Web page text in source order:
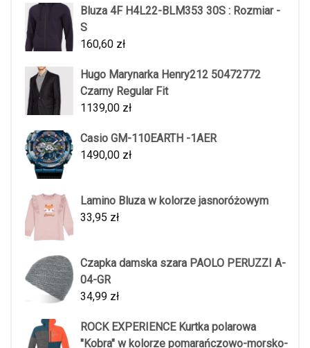
Bluza 4F H4L22-BLM353 30S : Rozmiar -
S
160,60 zł
Hugo Marynarka Henry212 50472772
Czarny Regular Fit
1139,00 zł
Casio GM-110EARTH -1AER
1490,00 zł
Lamino Bluza w kolorze jasnoróżowym
33,95 zł
Czapka damska szara PAOLO PERUZZI A-
04-GR
34,99 zł
ROCK EXPERIENCE Kurtka polarowa
"Kobra" w kolorze pomarańczowo-morsko-